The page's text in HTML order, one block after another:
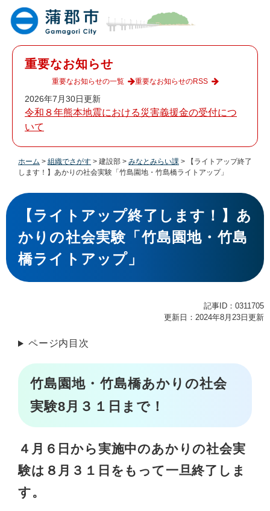
重要なお知らせ
2026年7月30日更新
令和８年熊本地震における災害義援金の受付につ
いて
重要なお知らせの一覧 重要なお知らせのRSS
ホーム > 組織でさがす > 建設部 > みなとみらい課 >
【ライトアップ終了
します！】あかりの社会実験「竹島園地・竹島橋ライトアップ」
本
文
【ライトアップ終了します！】あ
かりの社会実験「竹島園地・竹島
橋ライトアップ」
記事ID：0311705
更新日：2024年8月23日更新
ページ内目次
竹島園地・竹島橋あかりの社会
実験8月３１日まで！
４月６日から実施中のあかりの社会実
験は８月３１日をもって一旦終了しま
す。